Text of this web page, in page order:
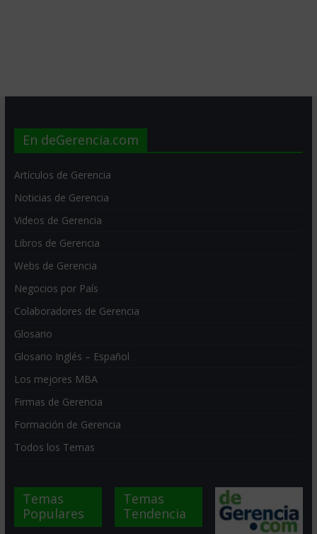
En deGerencia.com
Artículos de Gerencia
Noticias de Gerencia
Videos de Gerencia
Libros de Gerencia
Webs de Gerencia
Negocios por País
Colaboradores de Gerencia
Glosario
Glosario Inglés – Español
Los mejores MBA
Firmas de Gerencia
Formación de Gerencia
Todos los Temas
Temas
Populares
Temas
Tendencia